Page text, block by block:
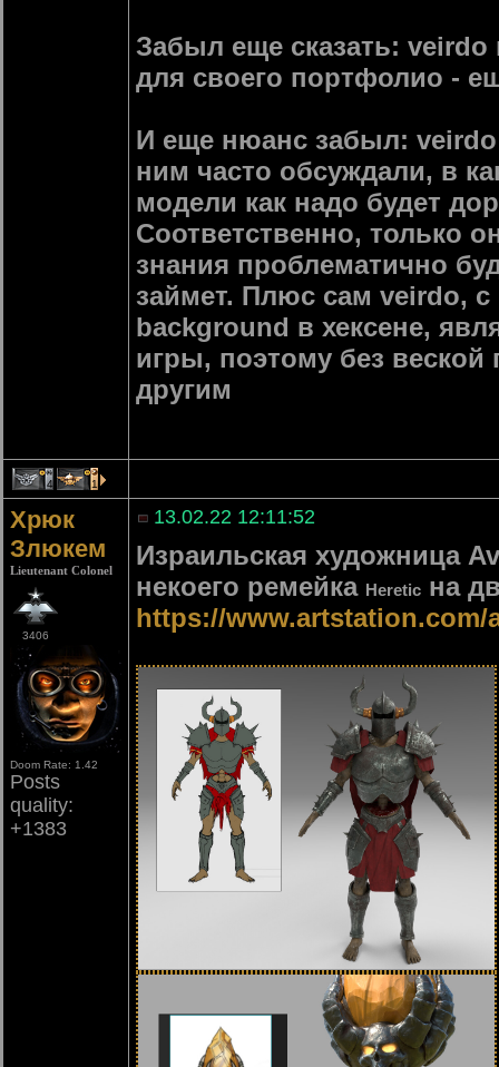
Забыл еще сказать:
для своего портфолио -
И еще нюанс забыл:
ним часто обсуждали, в
модели как надо будет
Соответственно, только
знания проблематично
займет. Плюс сам veirdo,
background в хексене,
игры, поэтому без веской
другим
4 1
Хрюк
Злюкем
Lieutenant Colonel
3406
Doom Rate: 1.42
Posts
quality:
+1383
13.02.22 12:11:52
Израильская художница
некоего ремейка Heretic на
https://www.artstation.com/